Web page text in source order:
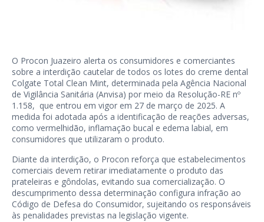
O Procon Juazeiro alerta os consumidores e comerciantes
sobre a interdição cautelar de todos os lotes do creme dental
Colgate Total Clean Mint, determinada pela Agência Nacional
de Vigilância Sanitária (Anvisa) por meio da Resolução-RE nº
1.158, que entrou em vigor em 27 de março de 2025. A
medida foi adotada após a identificação de reações adversas,
como vermelhidão, inflamação bucal e edema labial, em
consumidores que utilizaram o produto.
Diante da interdição, o Procon reforça que estabelecimentos
comerciais devem retirar imediatamente o produto das
prateleiras e gôndolas, evitando sua comercialização. O
descumprimento dessa determinação configura infração ao
Código de Defesa do Consumidor, sujeitando os responsáveis
às penalidades previstas na legislação vigente.